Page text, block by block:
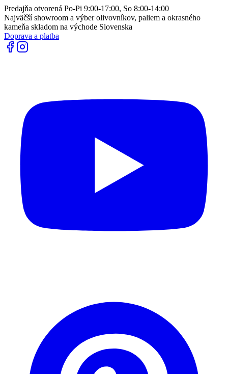
Predajňa otvorená Po-Pi 9:00-17:00, So 8:00-14:00
Najväčší showroom a výber olivovníkov, paliem a okrasného
kameňa skladom na východe Slovenska
Doprava a platba